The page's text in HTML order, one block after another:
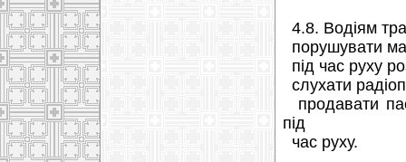
4.8. Водіям
порушувати
під час руху
слухати
продавати
під
час руху.